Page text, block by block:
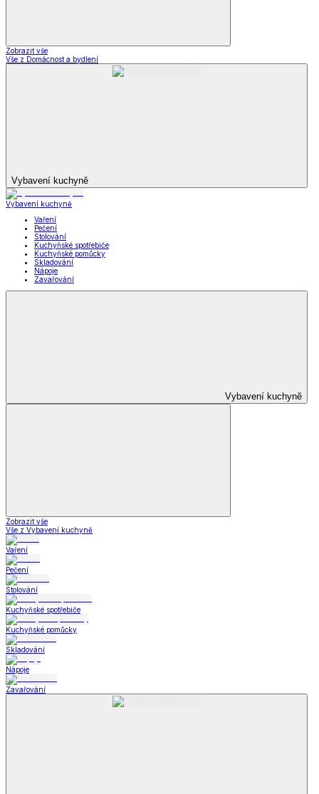
Zobrazit vše
Vše z Domácnost a bydlení
Vybavení kuchyně
Vybavení kuchyně
Vaření
Pečení
Stolování
Kuchyňské spotřebiče
Kuchyňské pomůcky
Skladování
Nápoje
Zavařování
Vybavení kuchyně
Zobrazit vše
Vše z Vybavení kuchyně
Vaření
Pečení
Stolování
Kuchyňské spotřebiče
Kuchyňské pomůcky
Skladování
Nápoje
Zavařování